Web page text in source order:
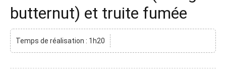
butternut) et truite fumée
Temps de réalisation : 1h20